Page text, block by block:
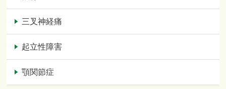
三叉神経痛
起立性障害
顎関節症